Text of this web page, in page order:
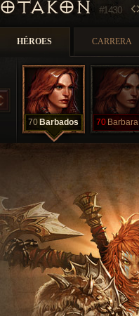
OTAKON #1430
HÉROES CARRERA
70 Barbados 70 Barbara